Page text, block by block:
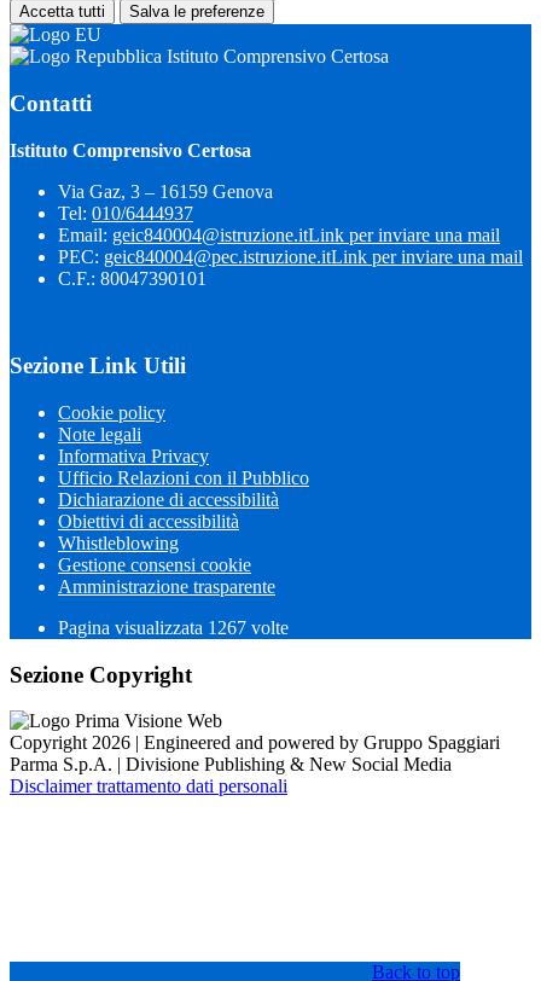
Accetta tutti Salva le preferenze
Istituto Comprensivo Certosa
Contatti
Istituto Comprensivo Certosa
Via Gaz, 3 – 16159 Genova
Tel: 010/6444937
Email: geic840004@istruzione.itLink per inviare una mail
PEC: geic840004@pec.istruzione.itLink per inviare una mail
C.F.: 80047390101
Sezione Link Utili
Cookie policy
Note legali
Informativa Privacy
Ufficio Relazioni con il Pubblico
Dichiarazione di accessibilità
Obiettivi di accessibilità
Whistleblowing
Gestione consensi cookie
Amministrazione trasparente
Pagina visualizzata 1267 volte
Sezione Copyright
Copyright 2026 | Engineered and powered by Gruppo Spaggiari
Parma S.p.A. | Divisione Publishing & New Social Media
Disclaimer trattamento dati personali
Back to top